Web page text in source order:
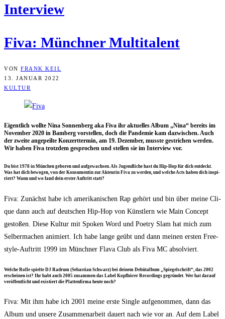
Inter­view
Fiva: Münch­ner Multitalent
VON FRANK KEIL
13. JANUAR 2022
KULTUR
Eigent­lich woll­te Nina Son­nen­berg aka Fiva ihr aktu­el­les Album „Nina“ bereits im
Novem­ber 2020 in Bam­berg vor­stel­len, doch die Pan­de­mie kam dazwi­schen. Auch
der zwei­te ange­peil­te Kon­zert­ter­min, am 19. Dezem­ber, muss­te gestri­chen wer­den.
Wir haben Fiva trotz­dem gespro­chen und stel­len sie im Inter­view vor.
Du bist 1978 in Mün­chen gebo­ren und auf­ge­wach­sen. Als Jugend­li­che hast du Hip-Hop für dich ent­deckt.
Was hat dich bewo­gen, von der Kon­su­men­tin zur Akteu­rin Fiva zu wer­den, und wel­che Acts haben dich inspi­
riert? Wann und wo fand dein ers­ter Auf­tritt statt?
Fiva: Zunächst habe ich ame­ri­ka­ni­schen Rap gehört und bin über mei­ne Cli­
que dann auch auf deut­schen Hip-Hop von Künst­lern wie Main Con­cept
gesto­ßen. Die­se Kul­tur mit Spo­ken Word und Poet­ry Slam hat mich zum
Sel­ber­ma­chen ani­miert. Ich habe lan­ge geübt und dann mei­nen ers­ten Free­
style-Auf­tritt 1999 im Münch­ner Fla­va Club als Fiva MC absolviert.
Wel­che Rol­le spiel­te DJ Radrum (Sebas­ti­an Schwarz) bei dei­nem Debüt­al­bum „Spie­gel­schrift“, das 2002
erschei­nen ist? Ihr habt auch 2005 zusam­men das Label Kopf­hö­rer Recor­dings gegrün­det. Wer hat dar­auf
ver­öf­fent­licht und exis­tiert die Plat­ten­fir­ma heu­te noch?
Fiva: Mit ihm habe ich 2001 mei­ne ers­te Sin­gle auf­ge­nom­men, dann das
Album und unse­re Zusam­men­ar­beit dau­ert nach wie vor an. Auf dem Label